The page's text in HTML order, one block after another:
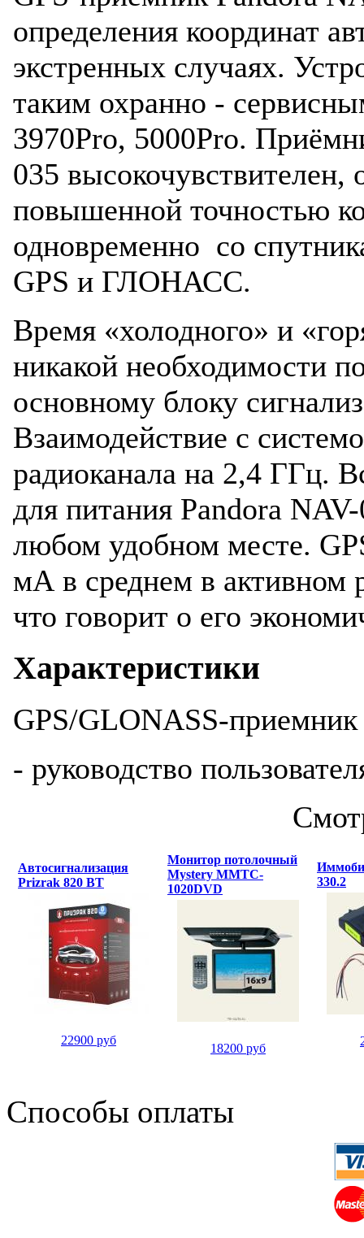
определения координат
экстренных случаях.
таким охранно -
3970Pro, 5000Pro.
035 высокочувствителен,
повышенной точностью
одновременно со
GPS и ГЛОНАСС.
Время «холодного» и
никакой необходимости
основному блоку
Взаимодействие с
радиоканала на 2,4 ГГц.
для питания Pandora
любом удобном месте.
мА в среднем в
что говорит о его
Характеристики
GPS/GLONASS-
- руководство
Автосигнализация
Prizrak 820 BT
22900 руб
Монитор потолочный
Mystery MMTC-
1020DVD
18200 руб
330.2
Способы оплаты